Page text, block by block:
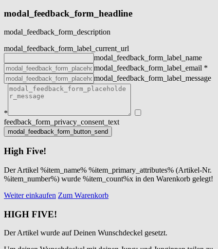
modal_feedback_form_headline
modal_feedback_form_description
modal_feedback_form_label_current_url
modal_feedback_form_label_name
modal_feedback_form_label_email *
modal_feedback_form_label_message
*
feedback_form_privacy_consent_text
High Five!
Der Artikel %item_name% %item_primary_attributes% (Artikel-Nr.
%item_number%) wurde %item_count%x in den Warenkorb gelegt!
Weiter einkaufen Zum Warenkorb
HIGH FIVE!
Der Artikel wurde auf Deinen Wunschdeckel gesetzt.